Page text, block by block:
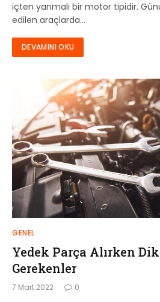
içten yanmalı bir motor tipidir.
edilen araçlarda…
DEVAMINI OKU
GENEL
Yedek Parça Alırken
Gerekenler
7 Mart 2022 0